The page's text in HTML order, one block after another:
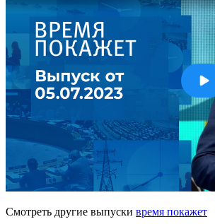
Смотреть другие выпуски время покажет